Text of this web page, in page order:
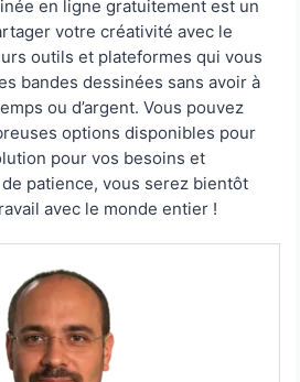
en ligne gratuitement est un
votre créativité avec le
outils et plateformes qui vous
bandes dessinées sans avoir à
ou d’argent. Vous pouvez
options disponibles pour
pour vos besoins et
patience, vous serez bientôt
avec le monde entier !